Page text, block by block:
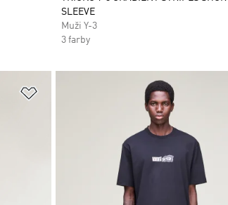
SLEEVE
Muži Y-3
3 farby
Pridať do zoznamu želaných položiek